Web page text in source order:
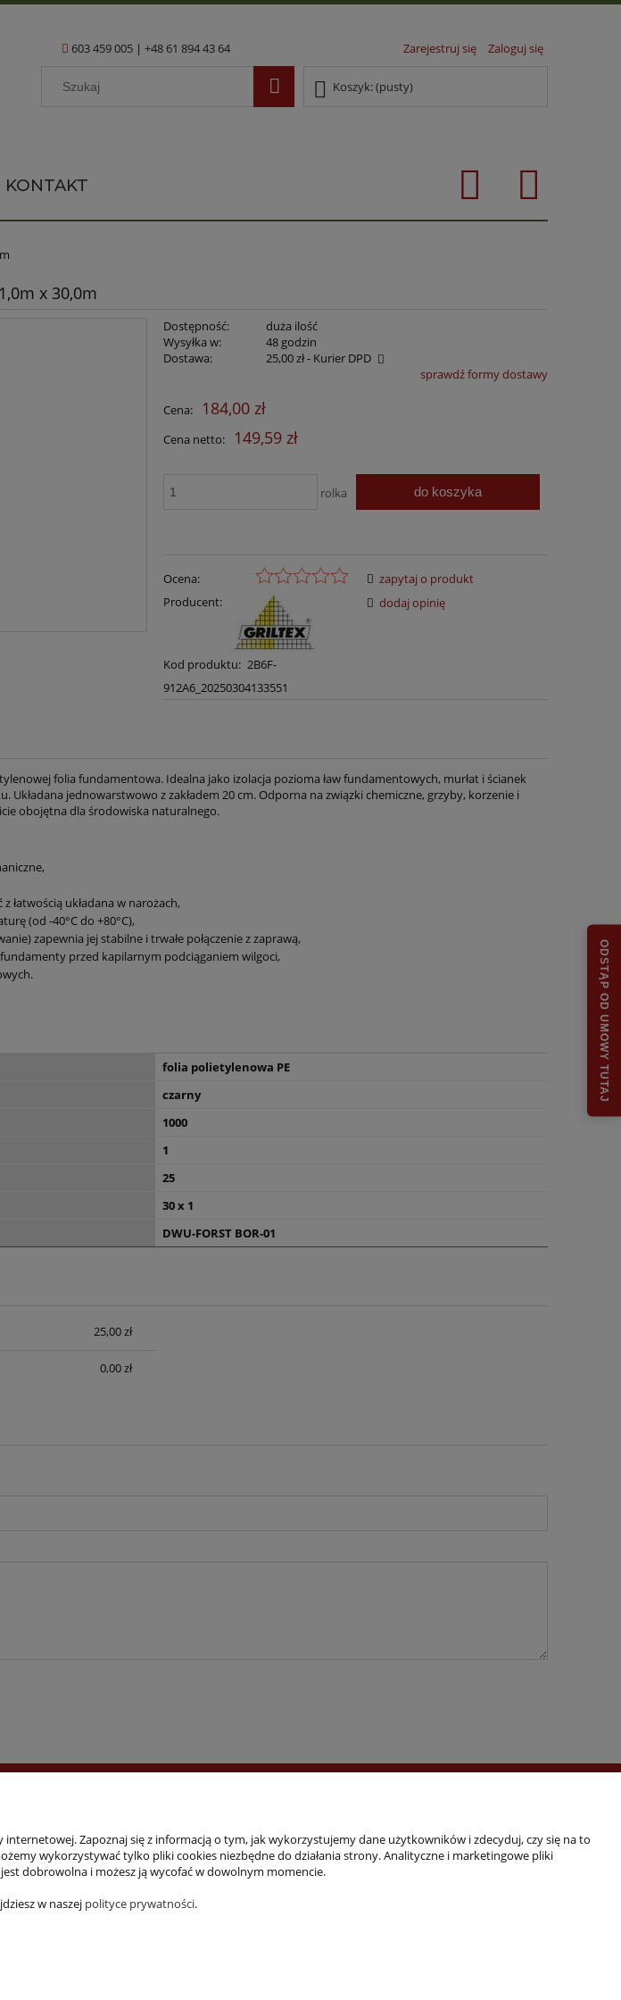
Zarejestruj się Zaloguj się
603 459 005| +48 61 894 43 64
Koszyk:(pusty)
KONTAKT
x 30,0m
Dostępność:
duża ilość
Wysyłka w:
48 godzin
Dostawa:
25,00 zł- Kurier DPD
płatności
sprawdź formy dostawy
Cena: 184,00 zł
Cena netto: 149,59 zł
rolka do koszyka
Ocena:
Producent:
Kod produktu: 2B6F-
912A6_20250304133551
zapytaj o produkt
dodaj opinię
folia fundamentowa. Idealna jako izolacja pozioma ław fundamentowych, murłat i ścianek
Układana jednowarstwowo z zakładem 20 cm. Odporna na związki chemiczne, grzyby, korzenie i
obojętna dla środowiska naturalnego.
łatwością układana w narożach,
(od -40°C do +80°C),
zapewnia jej stabilne i trwałe połączenie z zaprawą,
przed kapilarnym podciąganiem wilgoci,
folia polietylenowa PE
czarny
1000
1
25
30 x 1
DWU-FORST BOR-01
kosztów25,00 zł
0,00 zł
ODSTĄP OD UMOWY TUTAJ
Zapoznaj się z informacją o tym, jak wykorzystujemy dane użytkowników i zdecyduj, czy się na to
wykorzystywać tylko pliki cookies niezbędne do działania strony. Analityczne i marketingowe pliki
dobrowolna i możesz ją wycofać w dowolnym momencie.
w naszej polityce prywatności.